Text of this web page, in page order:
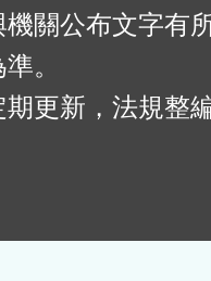
關公布文字有
。
更新，法規整